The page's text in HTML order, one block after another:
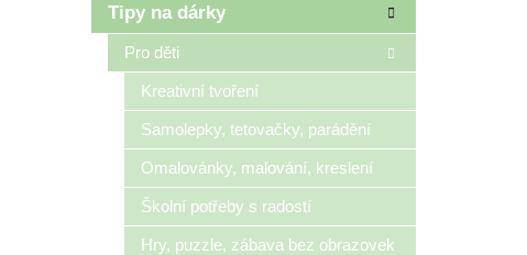
Tipy na dárky
Pro děti
Kreativní tvoření
Samolepky, tetovačky, parádění
Omalovánky, malování, kreslení
Školní potřeby s radostí
Hry, puzzle, zábava bez obrazovek